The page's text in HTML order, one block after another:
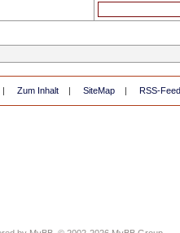
Zum Inhalt | SiteMap | RSS-